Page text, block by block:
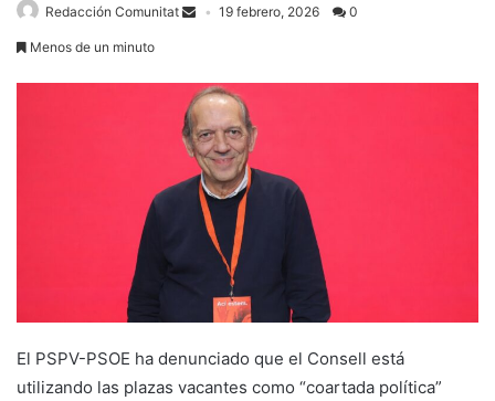
Redacción Comunitat 19 febrero, 2026 0
Menos de un minuto
El PSPV-PSOE ha denunciado que el Consell está
utilizando las plazas vacantes como “coartada política”